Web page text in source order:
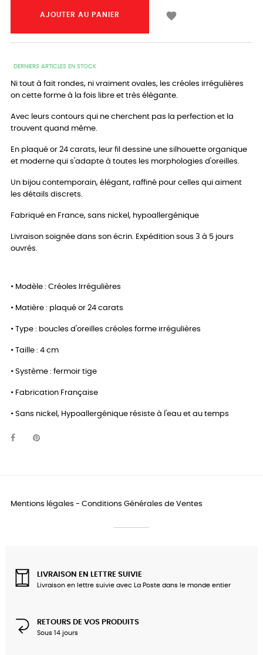
AJOUTER AU PANIER 
DERNIERS ARTICLES EN STOCK
Ni tout à fait rondes, ni vraiment ovales, les créoles irrégulières
on cette forme à la fois libre et très élégante.
Avec leurs contours qui ne cherchent pas la perfection et la
trouvent quand même.
En plaqué or 24 carats, leur fil dessine une silhouette organique
et moderne qui s'adapte à toutes les morphologies d'oreilles.
Un bijou contemporain, élégant, raffiné pour celles qui aiment
les détails discrets.
Fabriqué en France, sans nickel, hypoallergénique
Livraison soignée dans son écrin. Expédition sous 3 à 5 jours
ouvrés.
• Modèle : Créoles Irrégulières
• Matière : plaqué or 24 carats
• Type : boucles d'oreilles créoles forme irrégulières
• Taille : 4 cm
• Système : fermoir tige
• Fabrication Française
• Sans nickel, Hypoallergénique résiste à l'eau et au temps
Mentions légales - Conditions Générales de Ventes
LIVRAISON EN LETTRE SUIVIE
Livraison en lettre suivie avec La Poste dans le monde entier
RETOURS DE VOS PRODUITS
Sous 14 jours